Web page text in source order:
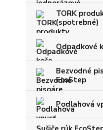
TORK
(spotrebné)
Odpadkové
Bezvodné
EcoStep
Podlahová